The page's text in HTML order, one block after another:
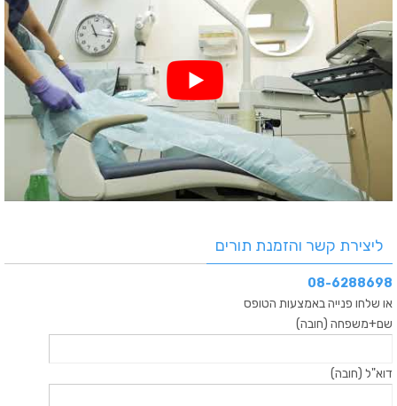
ליצירת קשר והזמנת תורים
08-6288698
או שלחו פנייה באמצעות הטופס
שם+משפחה (חובה)
דוא"ל (חובה)